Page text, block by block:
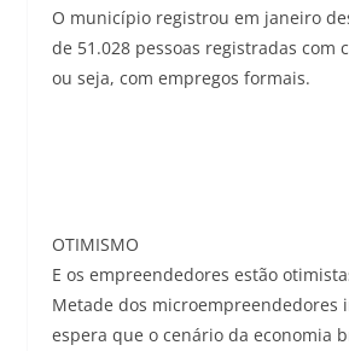
O município registrou em janeiro
de 51.028 pessoas registradas com
ou seja, com empregos formais.
OTIMISMO
E os empreendedores estão
Metade dos microempreendedores
espera que o cenário da economia